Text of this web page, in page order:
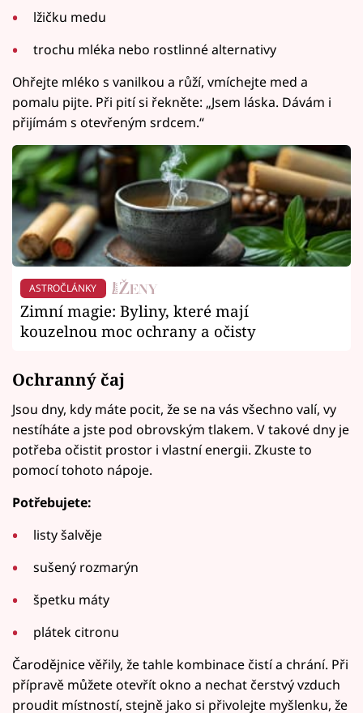
lžičku medu
trochu mléka nebo rostlinné alternativy
Ohřejte mléko s vanilkou a růží, vmíchejte med a
pomalu pijte. Při pití si řekněte: „Jsem láska. Dávám i
přijímám s otevřeným srdcem.“
ASTROČLÁNKY
Zimní magie: Byliny, které mají
kouzelnou moc ochrany a očisty
Ochranný čaj
Jsou dny, kdy máte pocit, že se na vás všechno valí, vy
nestíháte a jste pod obrovským tlakem. V takové dny je
potřeba očistit prostor i vlastní energii. Zkuste to
pomocí tohoto nápoje.
Potřebujete:
listy šalvěje
sušený rozmarýn
špetku máty
plátek citronu
Čarodějnice věřily, že tahle kombinace čistí a chrání. Při
přípravě můžete otevřít okno a nechat čerstvý vzduch
proudit místností, stejně jako si přivolejte myšlenku, že